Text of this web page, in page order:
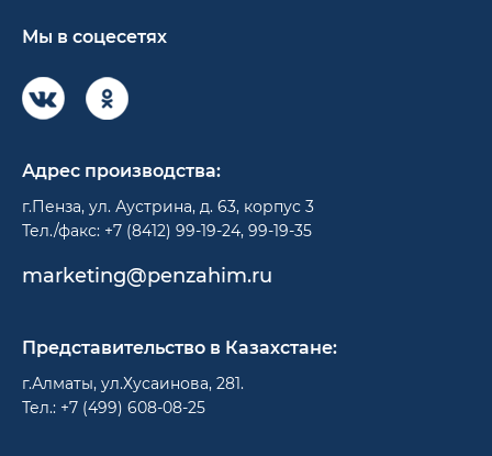
Мы в соцесетях
Адрес производства:
г.Пенза, ул. Аустрина, д. 63, корпус 3
Тел./факс: +7 (8412) 99-19-24, 99-19-35
marketing@penzahim.ru
Представительство в Казахстане:
г.Алматы, ул.Хусаинова, 281.
Тел.: +7 (499) 608-08-25